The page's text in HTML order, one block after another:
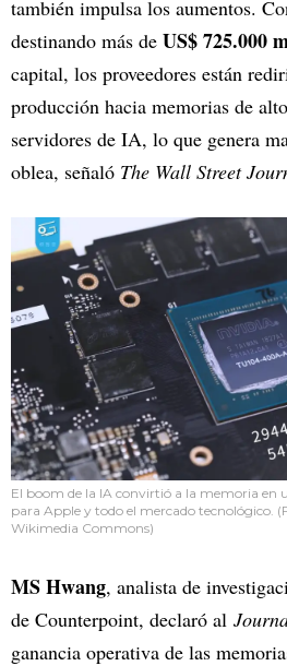
también impulsa los aumentos.
destinando más de US$ 725.000
capital, los proveedores están
producción hacia memorias de
servidores de IA, lo que genera
oblea, señaló The Wall Street
El boom de la IA convirtió a la memoria en
para Apple y todo el mercado tecnológico.
Wikimedia Commons)
MS Hwang, analista de
de Counterpoint, declaró al
ganancia operativa de las